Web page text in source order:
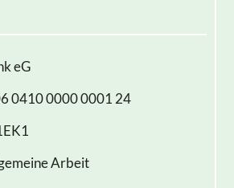
eG
0410 0000 0001 24
Arbeit